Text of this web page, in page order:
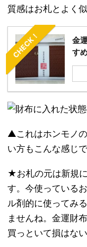
質感はお札とよく似
CHECK！
金
す
▲これはホンモノ
い方もこんな感じで
★お札の元は新規
す。今使っている
ル剤的に使ってみ
ませんね。金運財
買っといて損はな